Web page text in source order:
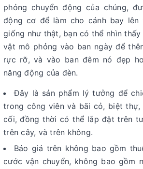
phỏng chuyển động của chúng,
động cơ để làm cho cánh bay lên
giống như thật, bạn có thể nhìn
vật mô phỏng vào ban ngày để
rực rỡ, và vào ban đêm nó đẹp
năng động của đèn.
Đây là sản phẩm lý tưởng để
trong công viên và bãi cỏ, biệt
cối, đồng thời có thể lắp đặt trên
trên cây, và trên không.
Báo giá trên không bao gồm
cước vận chuyển, không bao gồm